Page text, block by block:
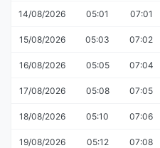
14/08/2026 05:01 07:01
15/08/2026 05:03 07:02
16/08/2026 05:05 07:04
17/08/2026 05:08 07:05
18/08/2026 05:10 07:06
19/08/2026 05:12 07:08